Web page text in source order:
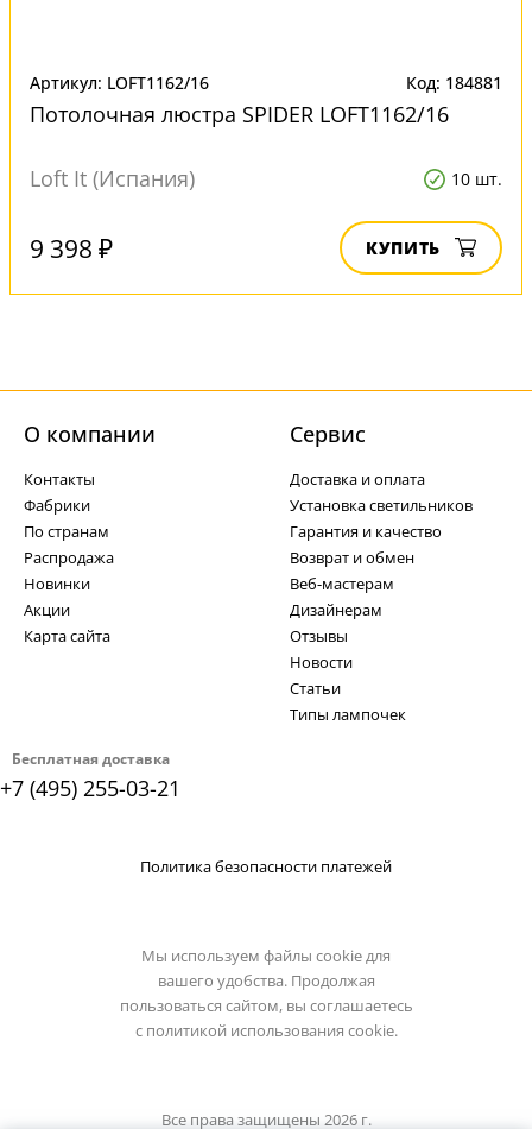
Артикул: LOFT1162/16 Код: 184881
Потолочная люстра SPIDER LOFT1162/16
Loft It (Испания) 10 шт.
9 398 ₽ КУПИТЬ
Бесплатная доставка
+7 (495) 255-03-21
О компании
Контакты
Фабрики
По странам
Распродажа
Новинки
Акции
Карта сайта
Cервис
Доставка и оплата
Установка светильников
Гарантия и качество
Возврат и обмен
Веб-мастерам
Дизайнерам
Отзывы
Новости
Статьи
Типы лампочек
Политика безопасности платежей
Мы используем файлы cookie для
вашего удобства. Продолжая
пользоваться сайтом, вы соглашаетесь
с политикой использования cookie.
Все права защищены 2026 г.